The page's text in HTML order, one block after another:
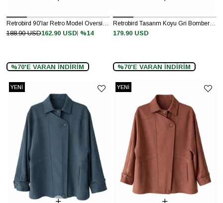
Retrobird 90'lar Retro Model Oversize Tasarım Mavi Gri Ekose Ceket
%14
162.90 USD
188.90 USD
%70'E VARAN İNDİRİM
Retrobird Tasarım Koyu Gri Bomber Ceket Mont
179.90 USD
%70'E VARAN İNDİRİM
YENI
YENI